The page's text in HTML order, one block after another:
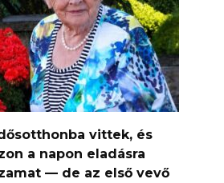
vittek, és
a napon eladásra
— de az első vevő